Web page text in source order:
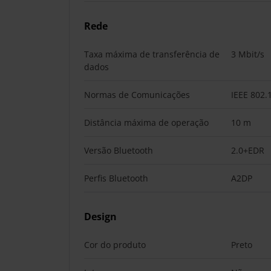
Rede
Taxa máxima de transferência de
dados
3 Mbit/s
Normas de Comunicações IEEE
Distância máxima de operação 10 m
Versão Bluetooth 2.0+EDR
Perfis Bluetooth A2DP
Design
Cor do produto Preto